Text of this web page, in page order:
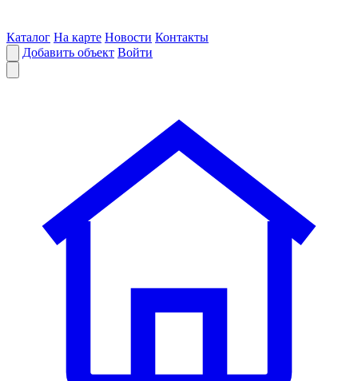
Каталог На карте Новости Контакты
Добавить объект Войти